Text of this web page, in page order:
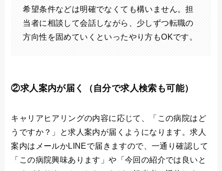
希望条件などは明確でなくても構いません。担
当者に相談して会話しながら、少しずつ転職の
方向性を固めていくといったやり方もOKです。
②求人案内が届く（自分で求人検索も可能）
キャリアヒアリングの内容に応じて、「この病院はど
うですか？」と求人案内が届くようになります。求人
案内はメールかLINEで届きますので、一通り確認して
「この病院興味あります」や「今回の紹介では良いと